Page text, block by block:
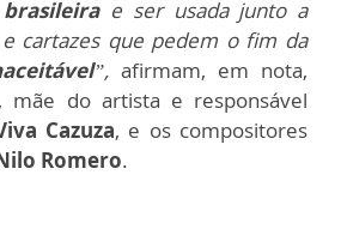
e ser usada junto a
cartazes que pedem o fim da
”, afirmam, em nota,
, mãe do artista e responsável
Cazuza, e os compositores
Romero.